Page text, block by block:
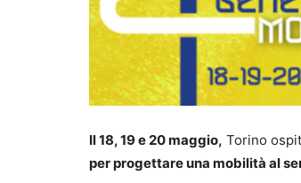
Il 18, 19 e 20 maggio, Torino
per progettare una mobilità al